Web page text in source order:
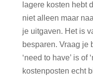
lagere kosten hebt
niet alleen maar
je uitgaven. Het is
besparen. Vraag je
‘need to have’ is of
kostenposten echt